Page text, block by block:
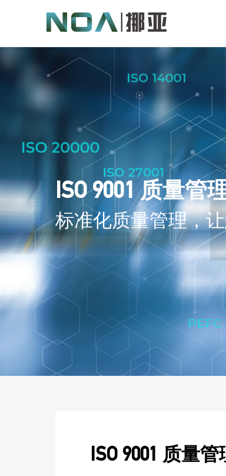
ISO 9001 质量管
标准化质量管理，
ISO 9001 质量